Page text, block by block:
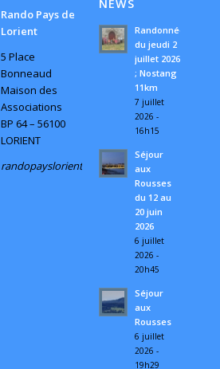
Rando Pays de
Lorient
5 Place
Bonneaud
Maison des
Associations
BP 64 – 56100
LORIENT
randopayslorient@gmail.com
NEWS
Randonnée
du jeudi 2
juillet 2026
; Nostang
11km
7 juillet
2026 -
16h15
Séjour
aux
Rousses
du 12 au
20 juin
2026
6 juillet
2026 -
20h45
Séjour
aux
Rousses
6 juillet
2026 -
19h29